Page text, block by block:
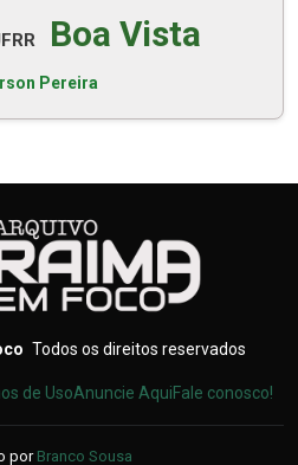
Boa Vista
Pereira
Todos os direitos reservados
de UsoAnuncie AquiFale conosco!
porBranco Sousa